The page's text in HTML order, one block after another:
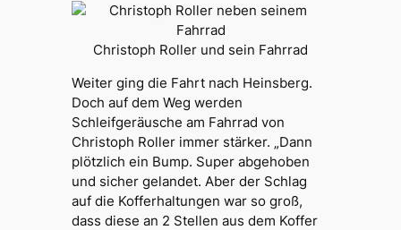
Christoph Roller und sein Fahrrad
Weiter ging die Fahrt nach Heinsberg.
Doch auf dem Weg werden
Schleifgeräusche am Fahrrad von
Christoph Roller immer stärker. „Dann
plötzlich ein Bump. Super abgehoben
und sicher gelandet. Aber der Schlag
auf die Kofferhaltungen war so groß,
dass diese an 2 Stellen aus dem Koffer